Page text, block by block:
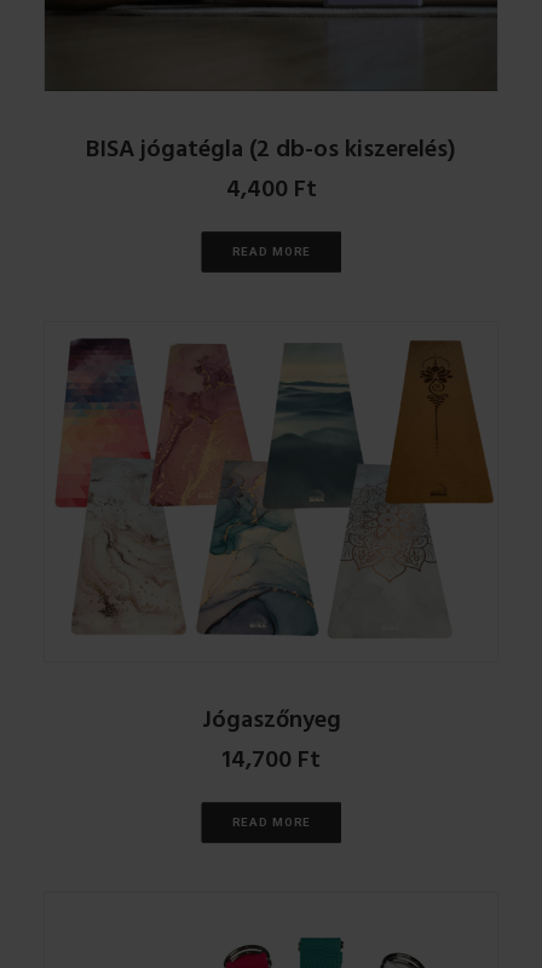
BISA jógatégla (2 db-os kiszerelés)
4,400Ft
READ MORE
Jógaszőnyeg
14,700Ft
READ MORE